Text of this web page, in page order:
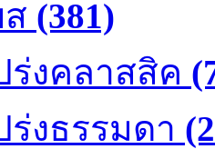
(381)
ร่งคลาสสิค
ร่งธรรมดา